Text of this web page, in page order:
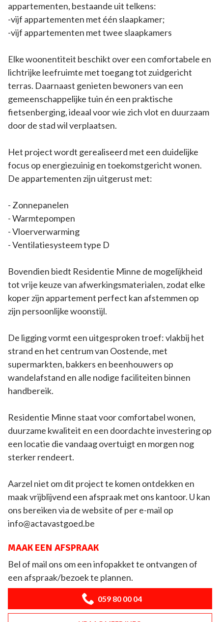
appartementen, bestaande uit telkens:
-vijf appartementen met één slaapkamer;
-vijf appartementen met twee slaapkamers
Elke woonentiteit beschikt over een comfortabele en
lichtrijke leefruimte met toegang tot zuidgericht
terras. Daarnaast genieten bewoners van een
gemeenschappelijke tuin én een praktische
fietsenberging, ideaal voor wie zich vlot en duurzaam
door de stad wil verplaatsen.
Het project wordt gerealiseerd met een duidelijke
focus op energiezuinig en toekomstgericht wonen.
De appartementen zijn uitgerust met:
- Zonnepanelen
- Warmtepompen
- Vloerverwarming
- Ventilatiesysteem type D
Bovendien biedt Residentie Minne de mogelijkheid
tot vrije keuze van afwerkingsmaterialen, zodat elke
koper zijn appartement perfect kan afstemmen op
zijn persoonlijke woonstijl.
De ligging vormt een uitgesproken troef: vlakbij het
strand en het centrum van Oostende, met
supermarkten, bakkers en beenhouwers op
wandelafstand en alle nodige faciliteiten binnen
handbereik.
Residentie Minne staat voor comfortabel wonen,
duurzame kwaliteit en een doordachte investering op
een locatie die vandaag overtuigt en morgen nog
sterker rendeert.
Aarzel niet om dit project te komen ontdekken en
maak vrijblijvend een afspraak met ons kantoor. U kan
ons bereiken via de website of per e-mail op
info@actavastgoed.be
MAAK EEN AFSPRAAK
Bel of mail ons om een infopakket te ontvangen of
een afspraak/bezoek te plannen.
059 80 00 04